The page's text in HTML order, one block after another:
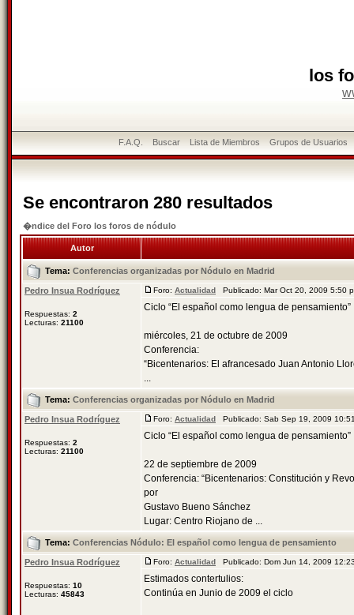
los
F.A.Q. Buscar Lista de Miembros Grupos de Usuarios
Se encontraron 280 resultados
�ndice del Foro los foros de nódulo
Autor
Tema: Conferencias organizadas por Nódulo en Madrid
Pedro Insua Rodríguez
Respuestas: 2
Lecturas: 21100
Foro: Actualidad Publicado: Mar Oct 20, 2009 5:50
Ciclo “El español como lengua de pensamiento”
miércoles, 21 de octubre de 2009
Conferencia:
“Bicentenarios: El afrancesado Juan Antonio
...
Tema: Conferencias organizadas por Nódulo en Madrid
Pedro Insua Rodríguez
Respuestas: 2
Lecturas: 21100
Foro: Actualidad Publicado: Sab Sep 19, 2009
Ciclo “El español como lengua de pensamiento”
22 de septiembre de 2009
Conferencia: “Bicentenarios: Constitución y
por
Gustavo Bueno Sánchez
Lugar: Centro Riojano de ...
Tema: Conferencias Nódulo: El español como lengua de pensamiento
Pedro Insua Rodríguez
Respuestas: 10
Lecturas: 45843
Foro: Actualidad Publicado: Dom Jun 14, 2009
Estimados contertulios:
Continúa en Junio de 2009 el ciclo